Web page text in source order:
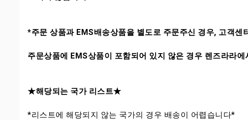
*주문 상품과 EMS배송상품을 별도로 주문주신 경우, 고객센
주문상품에 EMS상품이 포함되어 있지 않은 경우 렌즈라라
★해당되는 국가 리스트★
*리스트에 해당되지 않는 국가의 경우 배송이 어렵습니다*